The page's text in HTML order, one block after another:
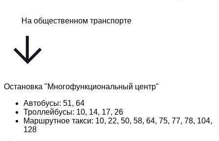
На общественном транспорте
Остановка "Многофункциональный центр"
Автобусы: 51, 64
Троллейбусы: 10, 14, 17, 26
Маршрутное такси: 10, 22, 50, 58, 64, 75, 77, 78, 104,
128